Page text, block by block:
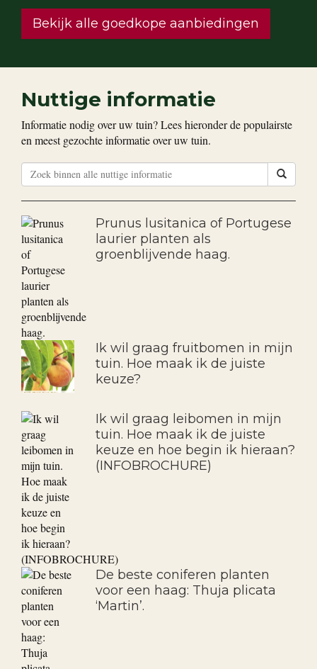
Bekijk alle goedkope aanbiedingen
Nuttige informatie
Informatie nodig over uw tuin? Lees hieronder de populairste
en meest gezochte informatie over uw tuin.
Prunus lusitanica of Portugese
laurier planten als
groenblijvende haag.
Ik wil graag fruitbomen in mijn
tuin. Hoe maak ik de juiste
keuze?
Ik wil graag leibomen in mijn
tuin. Hoe maak ik de juiste
keuze en hoe begin ik hieraan?
(INFOBROCHURE)
De beste coniferen planten
voor een haag: Thuja plicata
‘Martin’.